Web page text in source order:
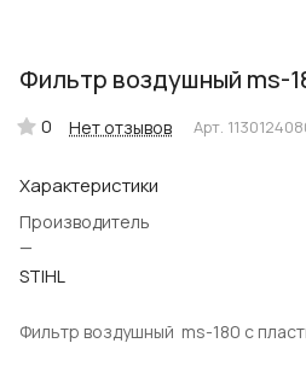
Фильтр воздушный ms-
0 Нет отзывов Арт.
Характеристики
Производитель
—
STIHL
Фильтр воздушный ms-180 с